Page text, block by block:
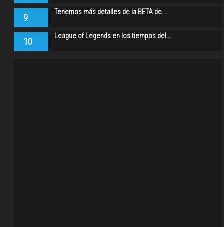
9 Tenemos más detalles de la BETA de…
10 League of Legends en los tiempos del…